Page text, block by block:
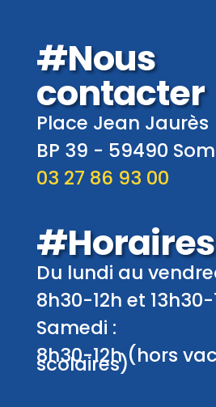
#Nous
contacter
Place Jean Jaurès
BP 39 - 59490
03 27 86 93 00
#Horaires
Du lundi au
8h30-12h et 13h30-
Samedi :
8h30-12h (hors
scolaires)